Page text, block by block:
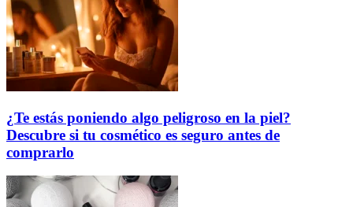
¿Te estás poniendo algo peligroso en la piel?
Descubre si tu cosmético es seguro antes de
comprarlo